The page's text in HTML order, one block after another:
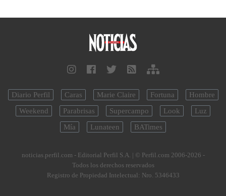
Diario Perfil Caras Marie Claire Fortuna
Hombre
Weekend
Parabrisas Supercampo Look
Luz
Mía
Lunateen BATimes
noticias.perfil.com - Editorial Perfil S.A. | © Perfil.com 2006-2026 -
Todos los derechos reservados
Registro de Propiedad Intelectual: Nro. 5346433